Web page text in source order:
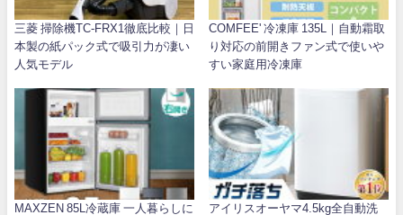
三菱 掃除機TC-FRX1徹底比較｜日
本製の紙パック式で吸引力が凄い
人気モデル
COMFEE' 冷凍庫 135L｜自動霜取
り対応の前開きファン式で使いや
すい家庭用冷凍庫
MAXZEN 85L冷蔵庫 一人暮らしに
アイリスオーヤマ4.5kg全自動洗